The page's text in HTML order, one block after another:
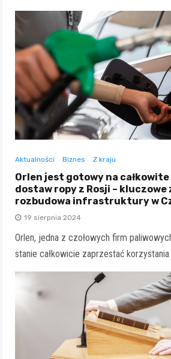
Aktualności Biznes Z kraju
Orlen jest gotowy na całkowite
dostaw ropy z Rosji – kluczowe
rozbudowa infrastruktury w
19 sierpnia 2024
Orlen, jedna z czołowych firm
stanie całkowicie zaprzestać